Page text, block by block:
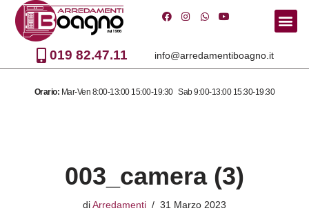
Vai
contenuto
019 82.47.11 info@arredamentiboagno.it
Orario: Mar-Ven 8:00-13:00 15:00-19:30 Sab 9:00-13:00 15:30-19:30
003_camera (3)
di Arredamenti 31 Marzo 2023